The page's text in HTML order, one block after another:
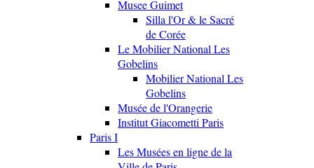
Musee Guimet
Silla l'Or & le Sacré
de Corée
Le Mobilier National Les
Gobelins
Mobilier National Les
Gobelins
Musée de l'Orangerie
Institut Giacometti Paris
Paris I
Les Musées en ligne de la